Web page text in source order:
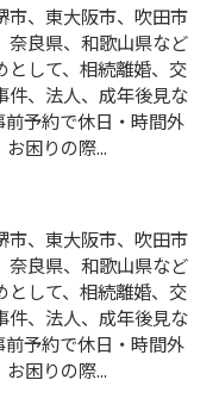
市、東大阪市、吹田市
奈良県、和歌山県など
として、相続離婚、交
件、法人、成年後見な
予約で休日・時間外
困りの際...
市、東大阪市、吹田市
奈良県、和歌山県など
として、相続離婚、交
件、法人、成年後見な
予約で休日・時間外
困りの際...